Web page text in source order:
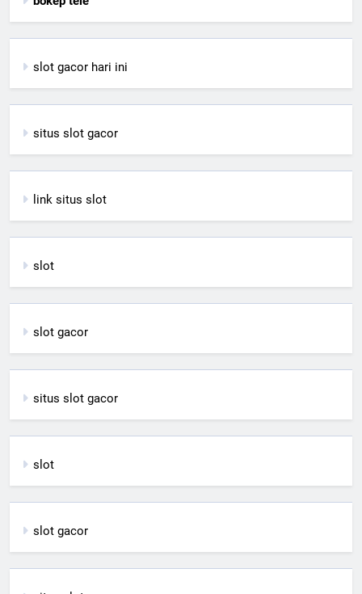
slot gacor hari ini
situs slot gacor
link situs slot
slot
slot gacor
situs slot gacor
slot
slot gacor